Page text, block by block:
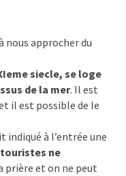
nous approcher du
siecle, se loge
de la mer. Il est
il est possible de le
à l’entrée une
ne
prière et on ne peut